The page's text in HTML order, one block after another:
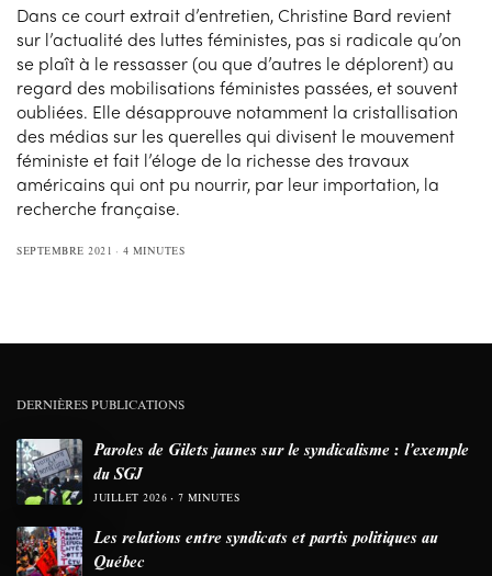
Dans ce court extrait d’entretien, Christine Bard revient
sur l’actualité des luttes féministes, pas si radicale qu’on
se plaît à le ressasser (ou que d’autres le déplorent) au
regard des mobilisations féministes passées, et souvent
oubliées. Elle désapprouve notamment la cristallisation
des médias sur les querelles qui divisent le mouvement
féministe et fait l’éloge de la richesse des travaux
américains qui ont pu nourrir, par leur importation, la
recherche française.
SEPTEMBRE 2021 4 MINUTES
DERNIÈRES PUBLICATIONS
Paroles de Gilets jaunes sur le syndicalisme : l’exemple
du SGJ
JUILLET 2026 7 MINUTES
Les relations entre syndicats et partis politiques au
Québec